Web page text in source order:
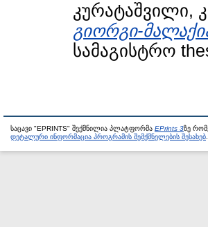
კურატაშვილი,
გიორგი-
სამაგისტრო
საცავი "EPRINTS" შექმნილია პლატფორმა EPrints 3ზე
დეტალური ინფორმაცია პროგრამის შემქმნელების შესახებ